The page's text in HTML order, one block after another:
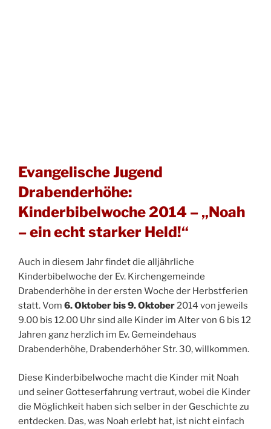
Evangelische Jugend
Drabenderhöhe:
Kinderbibelwoche 2014 – „Noah
– ein echt starker Held!“
Auch in diesem Jahr findet die alljährliche
Kinderbibelwoche der Ev. Kirchengemeinde
Drabenderhöhe in der ersten Woche der Herbstferien
statt. Vom 6. Oktober bis 9. Oktober2014 von jeweils
9.00 bis 12.00 Uhr sind alle Kinder im Alter von 6 bis 12
Jahren ganz herzlich im Ev. Gemeindehaus
Drabenderhöhe, Drabenderhöher Str. 30, willkommen.
Diese Kinderbibelwoche macht die Kinder mit Noah
und seiner Gotteserfahrung vertraut, wobei die Kinder
die Möglichkeit haben sich selber in der Geschichte zu
entdecken. Das, was Noah erlebt hat, ist nicht einfach